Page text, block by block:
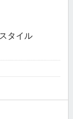
タイル